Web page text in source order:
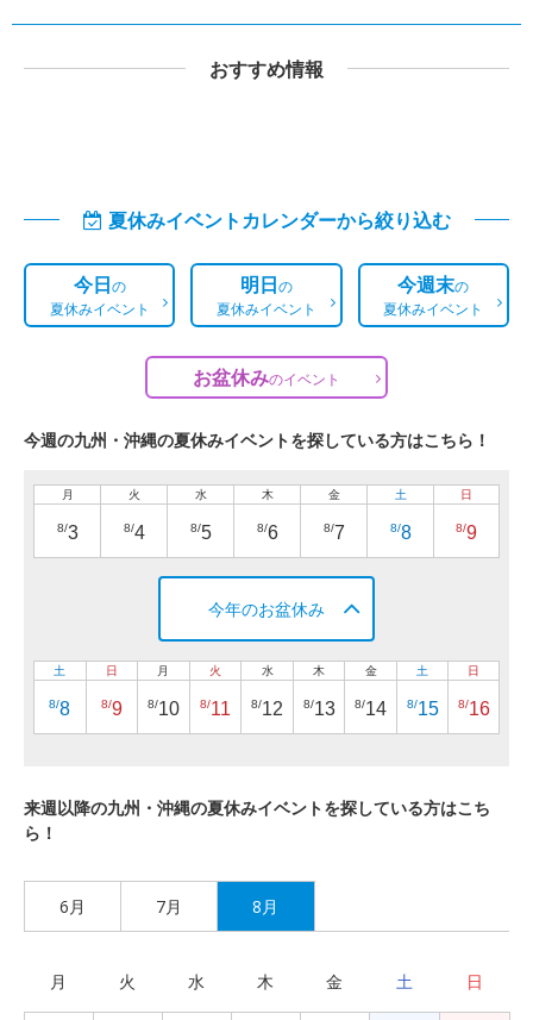
おすすめ情報
夏休みイベントカレンダーから絞り込む
今日の
夏休みイベント
明日の
夏休みイベント
今週末の
夏休みイベント
お盆休みのイベント
今週の九州・沖縄の夏休みイベントを探している方はこちら！
月
8/3
火
8/4
水
8/5
木
8/6
金
8/7
土
8/8
日
8/9
今年のお盆休み
土
8/8
日
8/9
月
8/10
火
8/11
水
8/12
木
8/13
金
8/14
土
8/15
日
8/16
来週以降の九州・沖縄の夏休みイベントを探している方はこち
ら！
6月 7月 8月
月 火 水 木 金 土 日